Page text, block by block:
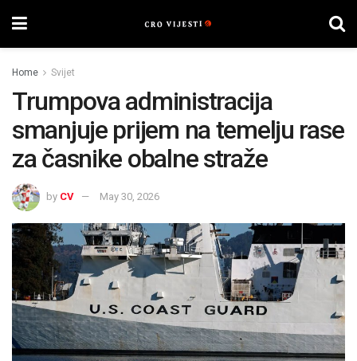
Home Svijet
Trumpova administracija
smanjuje prijem na temelju rase
za časnike obalne straže
by CV May 30, 2026